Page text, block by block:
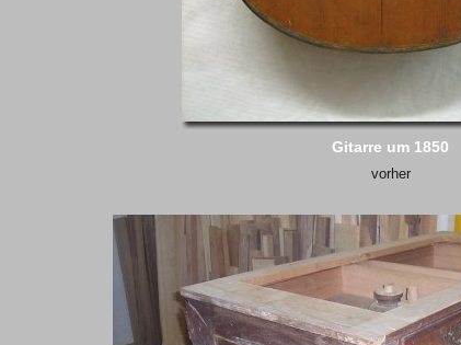
Gitarre um 1850
vorher